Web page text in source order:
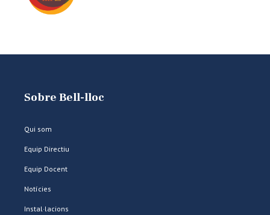
Sobre Bell-lloc
Qui som
Equip Directiu
Equip Docent
Notícies
Instal·lacions